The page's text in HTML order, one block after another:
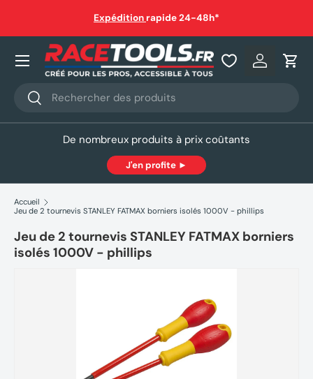
Aller au contenu
Expédition rapide 24-48h*
Recherche
Rechercher
Se
Nos produits
De nombreux produits à prix coûtants
J'en profite ►
Accueil
Jeu de 2 tournevis STANLEY FATMAX borniers isolés 1000V - phillips
Jeu de 2 tournevis STANLEY FATMAX borniers
isolés 1000V - phillips